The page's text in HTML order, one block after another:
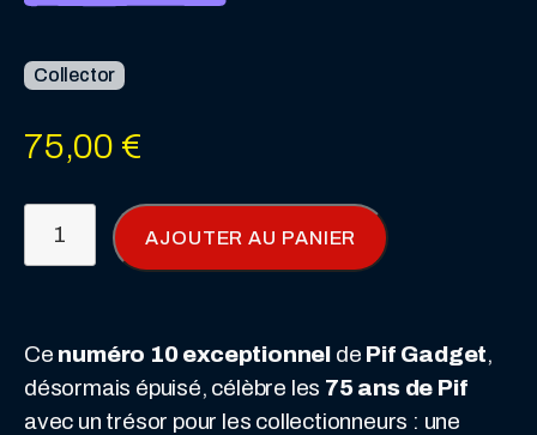
Collector
75,00 €
Spécial
75
Ans
AJOUTER AU PANIER
Ce numéro 10 exceptionnel de Pif Gadget,
désormais épuisé, célèbre les 75 ans de Pif
avec un trésor pour les collectionneurs : une